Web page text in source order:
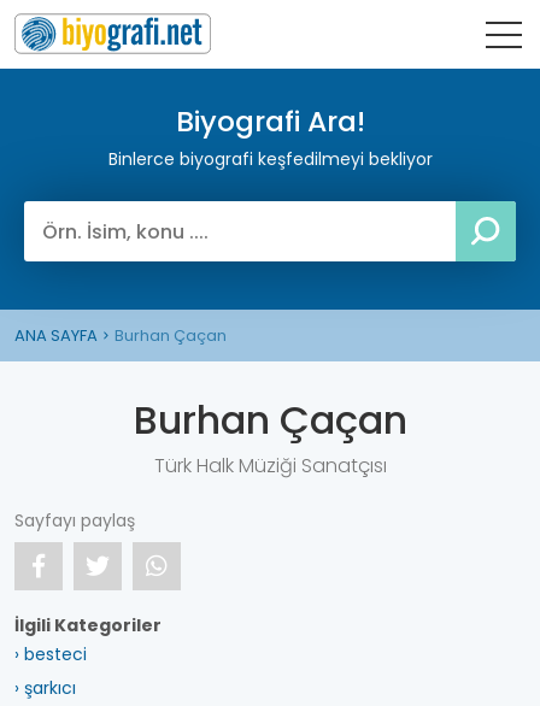
Biyografi Ara!
Binlerce biyografi keşfedilmeyi bekliyor
ANA SAYFA Burhan Çaçan
Burhan Çaçan
Türk Halk Müziği Sanatçısı
Sayfayı paylaş
İlgili Kategoriler
› besteci
› şarkıcı